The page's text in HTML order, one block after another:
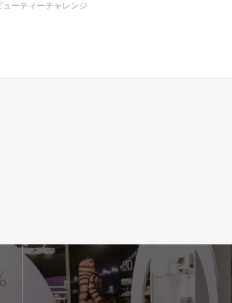
ューティーチャレンジ